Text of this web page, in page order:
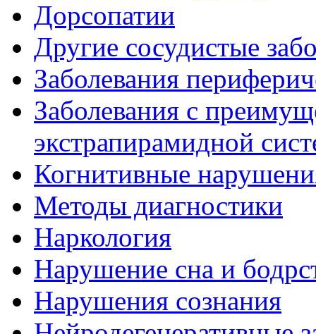
Дорсопатии
Другие сосудистые
Заболевания
Заболевания с
экстрапирамидной
Когнитивные
Методы диагностики
Наркология
Нарушение сна и
Нарушения сознания